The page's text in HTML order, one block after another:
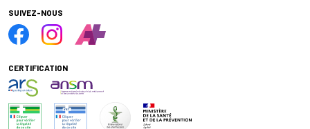
SUIVEZ-NOUS
CERTIFICATION